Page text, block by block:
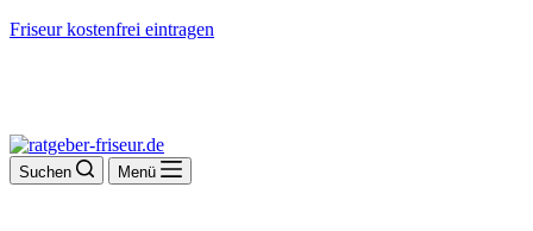
Friseur kostenfrei eintragen
Suchen Menü